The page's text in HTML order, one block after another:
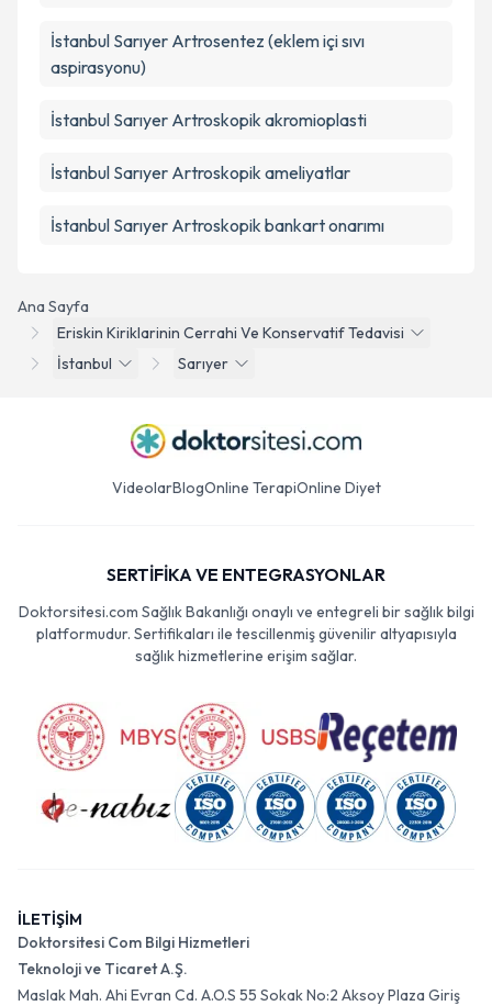
Ana Sayfa
Eriskin Kiriklarinin Cerrahi Ve Konservatif Tedavisi
İstanbul
Sarıyer
İstanbul Sarıyer Artrosentez (eklem içi sıvı
aspirasyonu)
İstanbul Sarıyer Artroskopik akromioplasti
İstanbul Sarıyer Artroskopik ameliyatlar
İstanbul Sarıyer Artroskopik bankart onarımı
VideolarBlogOnline TerapiOnline Diyet
SERTİFİKA VE ENTEGRASYONLAR
Doktorsitesi.com Sağlık Bakanlığı onaylı ve entegreli bir sağlık bilgi
platformudur. Sertifikaları ile tescillenmiş güvenilir altyapısıyla
sağlık hizmetlerine erişim sağlar.
İLETİŞİM
Doktorsitesi Com Bilgi Hizmetleri
Teknoloji ve Ticaret A.Ş.
Maslak Mah. Ahi Evran Cd. A.O.S 55 Sokak No:2 Aksoy Plaza Giriş